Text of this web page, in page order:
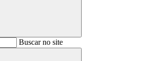
BuscarBuscar no site